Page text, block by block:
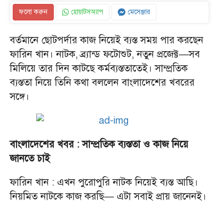
ফলো করুন হোয়াটসঅ্যাপ মেসেঞ্জার
বর্তমানে ছোটপর্দার কাজ নিয়েই ব্যস্ত সময় পার করছেন
ফারিন খান। নাটক, ব্র্যান্ড ফটোশুট, নতুন প্রজেক্ট—সব
মিলিয়ে তার দিন কাটছে কর্মব্যস্ততাতেই। সাম্প্রতিক
ব্যস্ততা নিয়ে তিনি কথা বললেন বাংলাদেশের খবরের
সঙ্গে।
বাংলাদেশের খবর : সাম্প্রতিক ব্যস্ততা ও কাজ নিয়ে
জানতে চাই
ফারিন খান : এখন পুরোপুরি নাটক নিয়েই ব্যস্ত আছি।
নিয়মিত নাটকে কাজ করছি— এটা সবাই প্রায় জানেনই।